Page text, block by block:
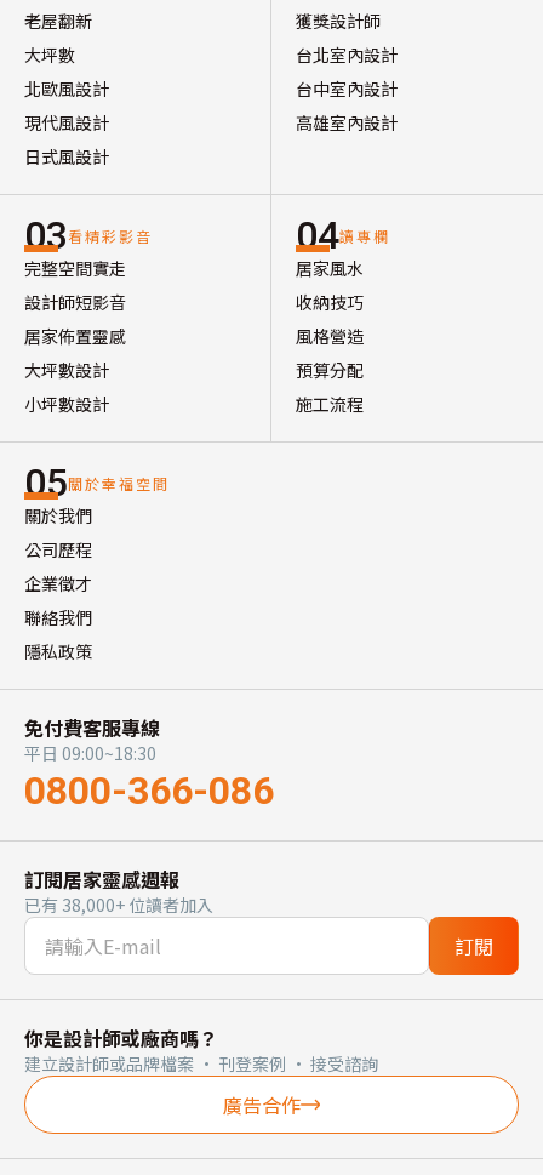
老屋翻新
大坪數
北歐風設計
現代風設計
日式風設計
獲獎設計師
台北室內設計
台中室內設計
高雄室內設計
03看精彩影音
完整空間實走
設計師短影音
居家佈置靈感
大坪數設計
小坪數設計
04讀專欄
居家風水
收納技巧
風格營造
預算分配
施工流程
05關於幸福空間
關於我們
公司歷程
企業徵才
聯絡我們
隱私政策
免付費客服專線
平日 09:00~18:30
0800-366-086
訂閱居家靈感週報
已有 38,000+ 位讀者加入
訂閱
你是設計師或廠商嗎？
建立設計師或品牌檔案 · 刊登案例 · 接受諮詢
廣告合作